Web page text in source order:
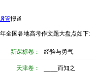
管报道
全国各地高考作文题大盘点如下:
新课标卷： 经验与勇气
天津卷： ____而知之